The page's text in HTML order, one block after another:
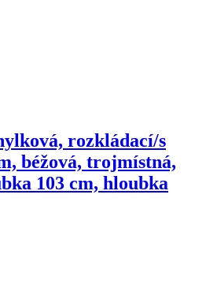
rozkládací/s
béžová, trojmístná,
103 cm, hloubka